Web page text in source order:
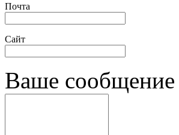
Почта
Сайт
Ваше сообщение